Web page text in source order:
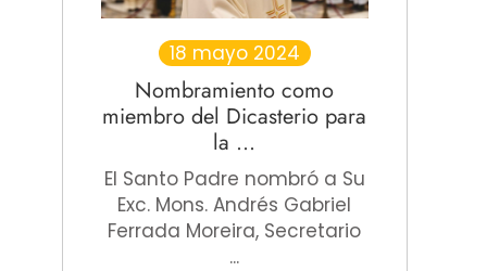
18 mayo 2024
Nombramiento como
miembro del Dicasterio para
la ...
El Santo Padre nombró a Su
Exc. Mons. Andrés Gabriel
Ferrada Moreira, Secretario
...